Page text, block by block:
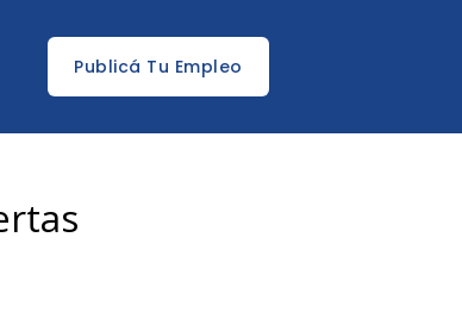
Publicá Tu Empleo